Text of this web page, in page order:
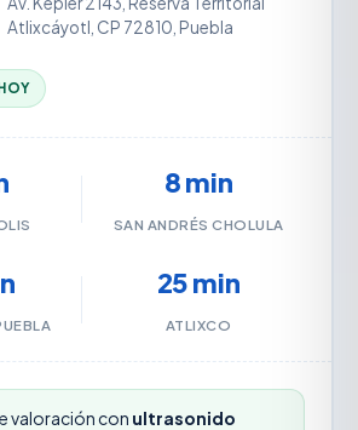
Atlixcáyotl, CP 72810, Puebla
8 min
SAN ANDRÉS CHOLULA
25 min
ATLIXCO
valoración con ultrasonido